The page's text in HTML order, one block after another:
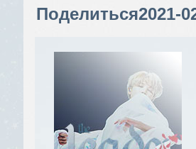
Поделиться2021-